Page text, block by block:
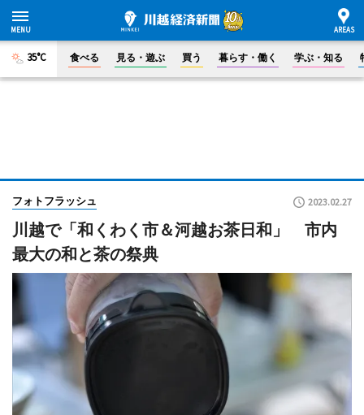
35°C 食べる 見る・遊ぶ 買う 暮らす・働く 学ぶ・知る
フォトフラッシュ 2023.02.27
川越で「和くわく市＆河越お茶日和」 市内
最大の和と茶の祭典